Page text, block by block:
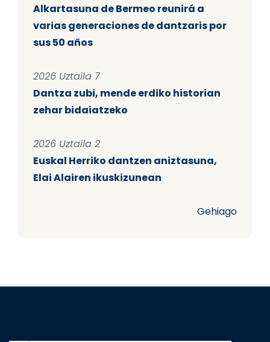
Alkartasuna de Bermeo reunirá a
varias generaciones de dantzaris por
sus 50 años
2026 Uztaila 7
Dantza zubi, mende erdiko historian
zehar bidaiatzeko
2026 Uztaila 2
Euskal Herriko dantzen aniztasuna,
Elai Alairen ikuskizunean
Gehiago